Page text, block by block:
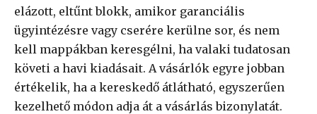
elázott, eltűnt blokk, amikor garanciális
ügyintézésre vagy cserére kerülne sor, és nem
kell mappákban keresgélni, ha valaki tudatosan
követi a havi kiadásait. A vásárlók egyre jobban
értékelik, ha a kereskedő átlátható, egyszerűen
kezelhető módon adja át a vásárlás bizonylatát.